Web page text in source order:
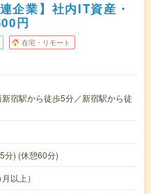
企業】社内IT資産・
円
在宅・リモート
宿駅から徒歩5分／新宿駅から徒
分) (休憩60分)
以上）